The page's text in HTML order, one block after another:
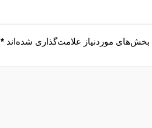
بخش‌های موردنیاز علامت‌گذاری شده‌اند*